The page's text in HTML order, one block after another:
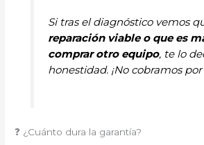
Si tras el diagnóstico vemos
reparación viable o que es
comprar otro equipo, te lo
honestidad. ¡No cobramos
❓ ¿Cuánto dura la garantía?